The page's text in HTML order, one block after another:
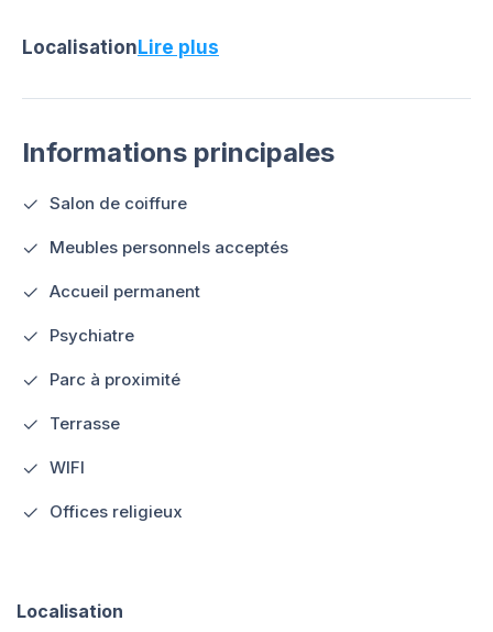
LocalisationLire plus
Informations principales
Salon de coiffure
Meubles personnels acceptés
Accueil permanent
Psychiatre
Parc à proximité
Terrasse
WIFI
Offices religieux
Localisation